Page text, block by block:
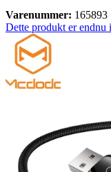
Varenummer: 165893
Dette produkt er endnu